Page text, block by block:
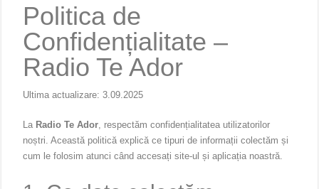
Politica de
Confidențialitate –
Radio Te Ador
Ultima actualizare: 3.09.2025
La Radio Te Ador , respectăm confidențialitatea utilizatorilor
noștri. Această politică explică ce tipuri de informații colectăm și
cum le folosim atunci când accesați site-ul și aplicația noastră.